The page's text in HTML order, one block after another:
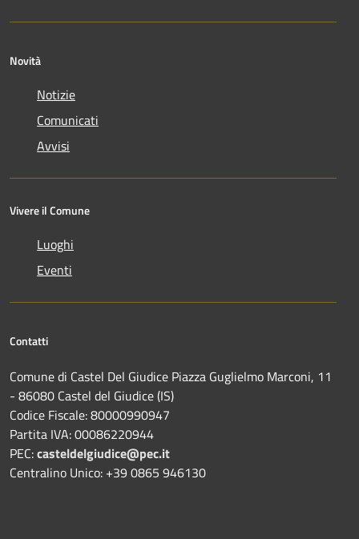
Novità
Notizie
Comunicati
Avvisi
Vivere il Comune
Luoghi
Eventi
Contatti
Comune di Castel Del Giudice Piazza Guglielmo Marconi, 11
- 86080 Castel del Giudice (IS)
Codice Fiscale: 80000990947
Partita IVA: 00086220944
PEC:casteldelgiudice@pec.it
Centralino Unico: +39 0865 946130